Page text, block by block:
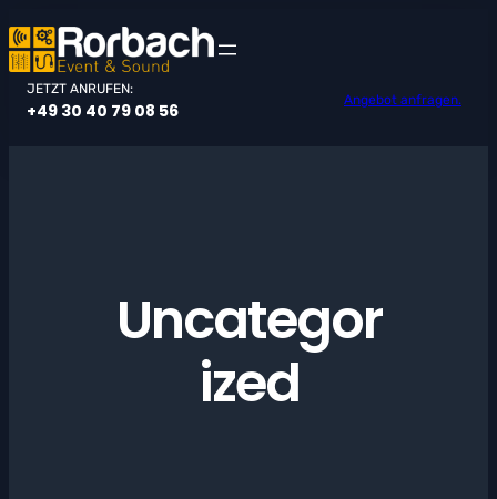
Zum
Inhalt
springen
JETZT ANRUFEN:
+49 30 40 79 08 56 Angebot anfragen.
Uncategor
ized